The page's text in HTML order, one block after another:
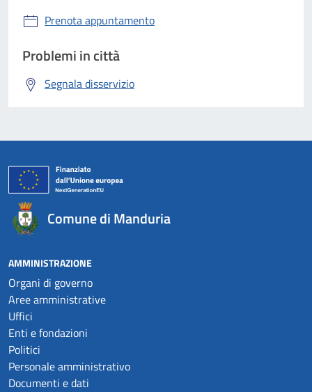
Prenota appuntamento
Problemi in città
Segnala disservizio
Comune di Manduria
AMMINISTRAZIONE
Organi di governo
Aree amministrative
Uffici
Enti e fondazioni
Politici
Personale amministrativo
Documenti e dati